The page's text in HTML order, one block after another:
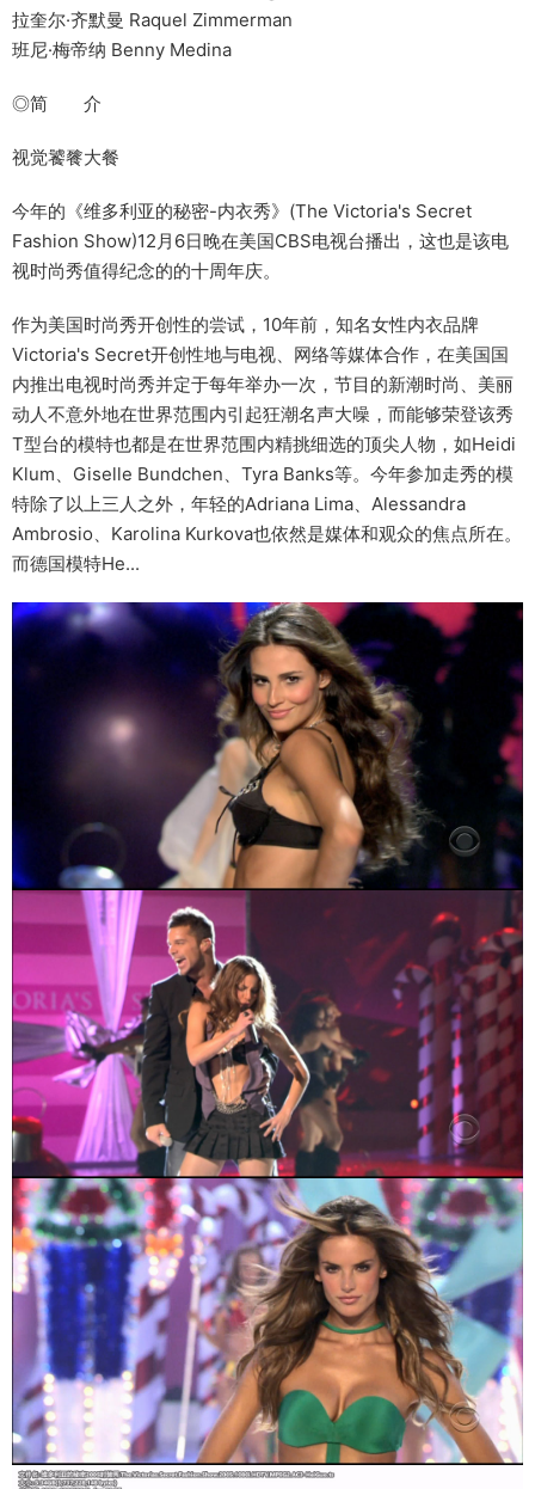
拉奎尔·齐默曼 Raquel Zimmerman
班尼·梅帝纳 Benny Medina
◎简 介
视觉饕餮大餐
今年的《维多利亚的秘密-内衣秀》(The Victoria's Secret
Fashion Show)12月6日晚在美国CBS电视台播出，这也是该电
视时尚秀值得纪念的的十周年庆。
作为美国时尚秀开创性的尝试，10年前，知名女性内衣品牌
Victoria's Secret开创性地与电视、网络等媒体合作，在美国国
内推出电视时尚秀并定于每年举办一次，节目的新潮时尚、美丽
动人不意外地在世界范围内引起狂潮名声大噪，而能够荣登该秀
T型台的模特也都是在世界范围内精挑细选的顶尖人物，如Heidi
Klum、Giselle Bundchen、Tyra Banks等。今年参加走秀的模
特除了以上三人之外，年轻的Adriana Lima、Alessandra
Ambrosio、Karolina Kurkova也依然是媒体和观众的焦点所在。
而德国模特He...